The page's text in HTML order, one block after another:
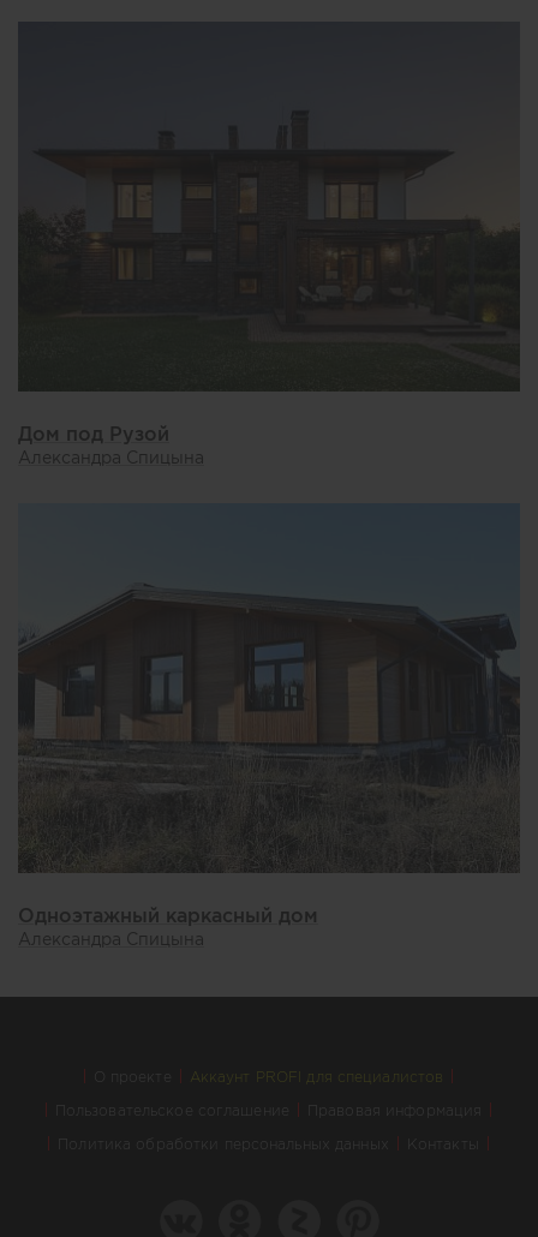
Дом под Рузой
Александра Спицына
Одноэтажный каркасный дом
Александра Спицына
О проекте Аккаунт PROFI для специалистов
Пользовательское соглашение Правовая информация
Политика обработки персональных данных Контакты